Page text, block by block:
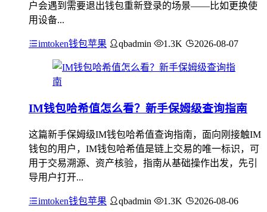
户会遇到需要退出钱包重新登录的场景——比如更换使
用设备...
imtoken钱包苹果 qbadmin 1.3K 2026-08-07
IM钱包哈希值怎么看？新手保姆级查询指南
这篇新手保姆级IM钱包哈希值查询指南，面向刚接触IM
钱包的用户，IM钱包哈希值是链上交易的唯一标识，可
用于交易溯源、资产核验，指南从基础操作出发，先引
导用户打开...
imtoken钱包苹果 qbadmin 1.3K 2026-08-06